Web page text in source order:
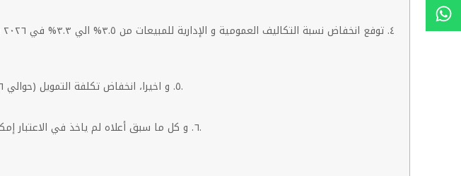
٥. و اخيرا، انخفاض تكلفة التمويل (حوالي ١.٦ مليار جنيه في ٢٠٢٤) بسبب انخفاض اسعار الفائدة الي أدني معدلاتها في ثلاث سنوات في ٢٠٢٦.
٦. و كل ما سبق أعلاه لم ياخذ في الاعتبار إمكانية بيع أصول غير تشغيلية و هما مستشفي الشروق و مبني في منطقة الهرم بأكثر من مليار جنيه.